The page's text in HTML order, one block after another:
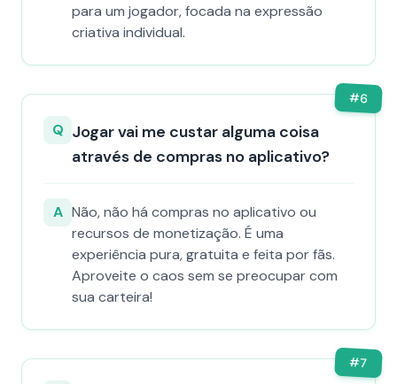
para um jogador, focada na expressão
criativa individual.
#6
Q Jogar vai me custar alguma coisa
através de compras no aplicativo?
A Não, não há compras no aplicativo ou
recursos de monetização. É uma
experiência pura, gratuita e feita por fãs.
Aproveite o caos sem se preocupar com
sua carteira!
#7